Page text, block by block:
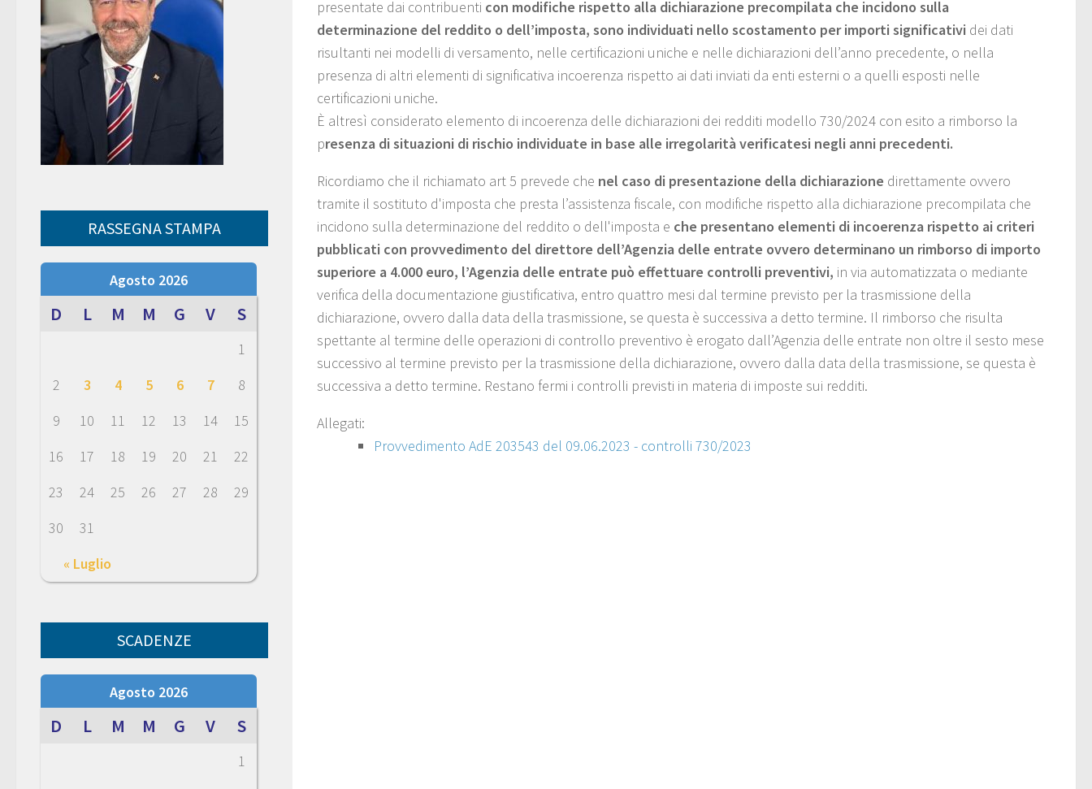
presentate dai contribuenti con modifiche rispetto alla dichiarazione precompilata che incidono sulla
determinazione del reddito o dell’imposta, sono individuati nello scostamento per importi significativi dei dati
risultanti nei modelli di versamento, nelle certificazioni uniche e nelle dichiarazioni dell’anno precedente, o nella
presenza di altri elementi di significativa incoerenza rispetto ai dati inviati da enti esterni o a quelli esposti nelle
certificazioni uniche.
È altresì considerato elemento di incoerenza delle dichiarazioni dei redditi modello 730/2024 con esito a rimborso la
presenza di situazioni di rischio individuate in base alle irregolarità verificatesi negli anni precedenti.
Ricordiamo che il richiamato art 5 prevede che nel caso di presentazione della dichiarazione direttamente ovvero
tramite il sostituto d'imposta che presta l’assistenza fiscale, con modifiche rispetto alla dichiarazione precompilata che
incidono sulla determinazione del reddito o dell'imposta e che presentano elementi di incoerenza rispetto ai criteri
pubblicati con provvedimento del direttore dell’Agenzia delle entrate ovvero determinano un rimborso di importo
superiore a 4.000 euro, l’Agenzia delle entrate può effettuare controlli preventivi, in via automatizzata o mediante
verifica della documentazione giustificativa, entro quattro mesi dal termine previsto per la trasmissione della
dichiarazione, ovvero dalla data della trasmissione, se questa è successiva a detto termine. Il rimborso che risulta
spettante al termine delle operazioni di controllo preventivo è erogato dall’Agenzia delle entrate non oltre il sesto mese
successivo al termine previsto per la trasmissione della dichiarazione, ovvero dalla data della trasmissione, se questa è
successiva a detto termine. Restano fermi i controlli previsti in materia di imposte sui redditi.
Allegati:
Provvedimento AdE 203543 del 09.06.2023 - controlli 730/2023
RASSEGNA STAMPA
Agosto 2026
D L M M G V S
« Luglio
1
2
3 4 5 6 7
8
9
10 11 12 13 14
15
16
17 18 19 20 21
22
23
24 25 26 27 28
29
30
31
SCADENZE
Agosto 2026
D L M M G V S
1